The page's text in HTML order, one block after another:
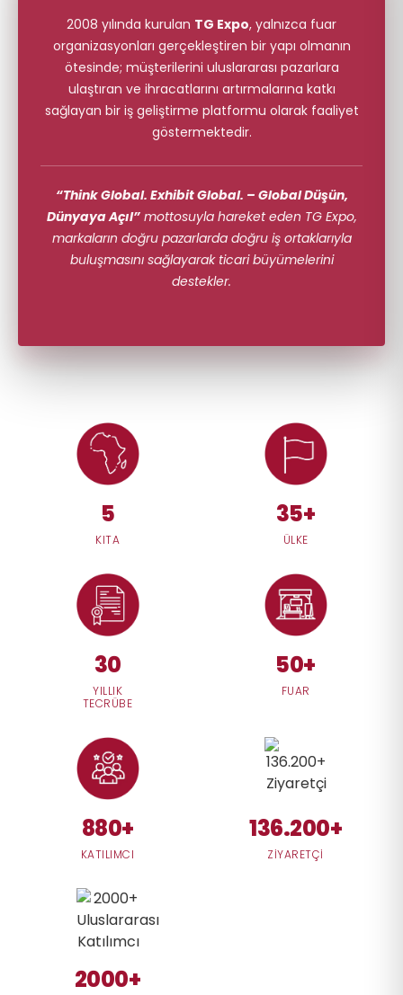
2008 yılında kurulan TG Expo, yalnızca fuar
organizasyonları gerçekleştiren bir yapı olmanın
ötesinde; müşterilerini uluslararası pazarlara
ulaştıran ve ihracatlarını artırmalarına katkı
sağlayan bir iş geliştirme platformu olarak faaliyet
göstermektedir.
“Think Global. Exhibit Global. – Global Düşün,
Dünyaya Açıl”mottosuyla hareket eden TG Expo,
markaların doğru pazarlarda doğru iş ortaklarıyla
buluşmasını sağlayarak ticari büyümelerini
destekler.
5
KITA
35+
ÜLKE
30
YILLIK
TECRÜBE
50+
FUAR
880+
KATILIMCI
136.200+
ZİYARETÇİ
2000+